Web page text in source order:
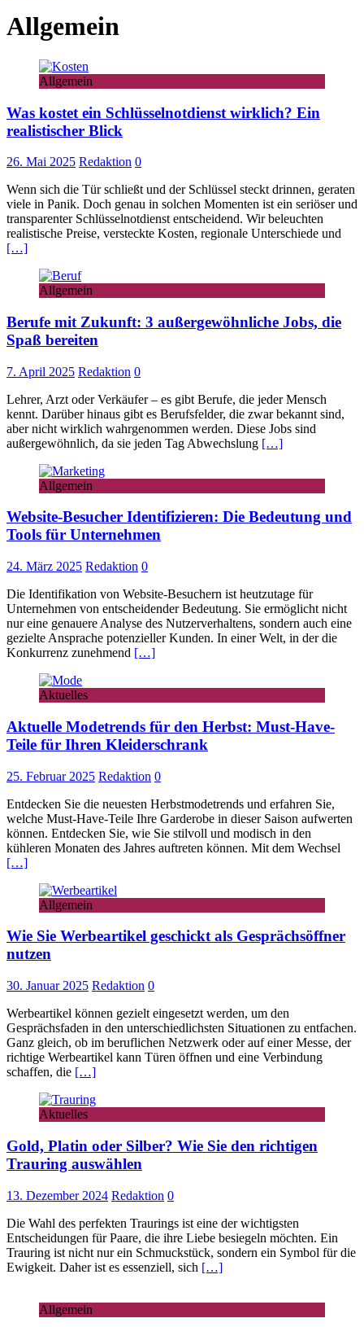
Allgemein
Allgemein
Was kostet ein Schlüsselnotdienst wirklich? Ein
realistischer Blick
26. Mai 2025 Redaktion 0
Wenn sich die Tür schließt und der Schlüssel steckt drinnen, geraten
viele in Panik. Doch genau in solchen Momenten ist ein seriöser und
transparenter Schlüsselnotdienst entscheidend. Wir beleuchten
realistische Preise, versteckte Kosten, regionale Unterschiede und
[…]
Allgemein
Berufe mit Zukunft: 3 außergewöhnliche Jobs, die
Spaß bereiten
7. April 2025 Redaktion 0
Lehrer, Arzt oder Verkäufer – es gibt Berufe, die jeder Mensch
kennt. Darüber hinaus gibt es Berufsfelder, die zwar bekannt sind,
aber nicht wirklich wahrgenommen werden. Diese Jobs sind
außergewöhnlich, da sie jeden Tag Abwechslung […]
Allgemein
Website-Besucher Identifizieren: Die Bedeutung und
Tools für Unternehmen
24. März 2025 Redaktion 0
Die Identifikation von Website-Besuchern ist heutzutage für
Unternehmen von entscheidender Bedeutung. Sie ermöglicht nicht
nur eine genauere Analyse des Nutzerverhaltens, sondern auch eine
gezielte Ansprache potenzieller Kunden. In einer Welt, in der die
Konkurrenz zunehmend […]
Aktuelles
Aktuelle Modetrends für den Herbst: Must-Have-
Teile für Ihren Kleiderschrank
25. Februar 2025 Redaktion 0
Entdecken Sie die neuesten Herbstmodetrends und erfahren Sie,
welche Must-Have-Teile Ihre Garderobe in dieser Saison aufwerten
können. Entdecken Sie, wie Sie stilvoll und modisch in den
kühleren Monaten des Jahres auftreten können. Mit dem Wechsel
[…]
Allgemein
Wie Sie Werbeartikel geschickt als Gesprächsöffner
nutzen
30. Januar 2025 Redaktion 0
Werbeartikel können gezielt eingesetzt werden, um den
Gesprächsfaden in den unterschiedlichsten Situationen zu entfachen.
Ganz gleich, ob im beruflichen Netzwerk oder auf einer Messe, der
richtige Werbeartikel kann Türen öffnen und eine Verbindung
schaffen, die […]
Aktuelles
Gold, Platin oder Silber? Wie Sie den richtigen
Trauring auswählen
13. Dezember 2024 Redaktion 0
Die Wahl des perfekten Traurings ist eine der wichtigsten
Entscheidungen für Paare, die ihre Liebe besiegeln möchten. Ein
Trauring ist nicht nur ein Schmuckstück, sondern ein Symbol für die
Ewigkeit. Daher ist es essenziell, sich […]
Allgemein